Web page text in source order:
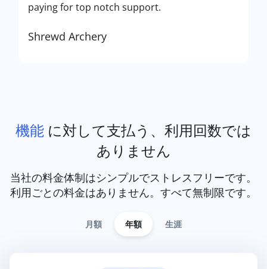
paying for top notch support.
Shrewd Archery
機能 に対して支払う、利用回数では
ありません
当社の料金体制はシンプルでストレスフリーです。
利用ごとの料金はありません。すべて無制限です。
月額 年額 生涯